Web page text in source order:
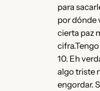
para
por dónde
cierta paz
10. Eh
algo triste
engordar.